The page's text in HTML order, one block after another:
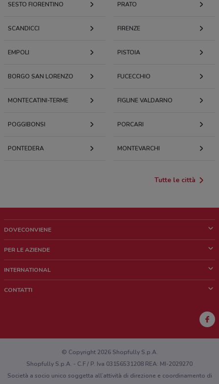
SESTO FIORENTINO PRATO
SCANDICCI FIRENZE
EMPOLI PISTOIA
BORGO SAN LORENZO FUCECCHIO
MONTECATINI-TERME FIGLINE VALDARNO
POGGIBONSI PORCARI
PONTEDERA MONTEVARCHI
Tutte le città
DOVECONVIENE
Chi siamo
Lavora con noi
PER LE AZIENDE
Richieste commerciali e marketing
INTERNATIONAL
CONTATTI
Hai un malfunzionamento sul web o sull'app?
© Copyright 2026 Shopfully S.p.A.
Shopfully S.p.A. - C.F / P. Iva 03156531208 REA: MI-2029270
Società a socio unico soggetta all’attività di direzione e coordinamento di